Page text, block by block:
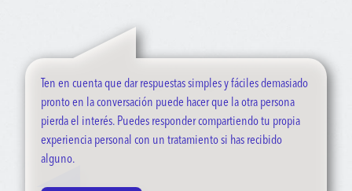
“Ayúdame a entender por qué te sientes así”.
“Te entiendo. Cuando dices __, ¿qué te preocupa
específicamente?” [Luego, a modo de seguimiento]: “¿Y crees
que es probable que eso suceda?”
“La salud mental es tan real como la salud física. El cerebro es
Ten en cuenta que dar respuestas simples y fáciles demasiado
pronto en la conversación puede hacer que la otra persona
pierda el interés. Puedes responder compartiendo tu propia
experiencia personal con un tratamiento si has recibido
alguno.